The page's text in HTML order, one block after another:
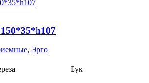
, Эрго
Береза Бук